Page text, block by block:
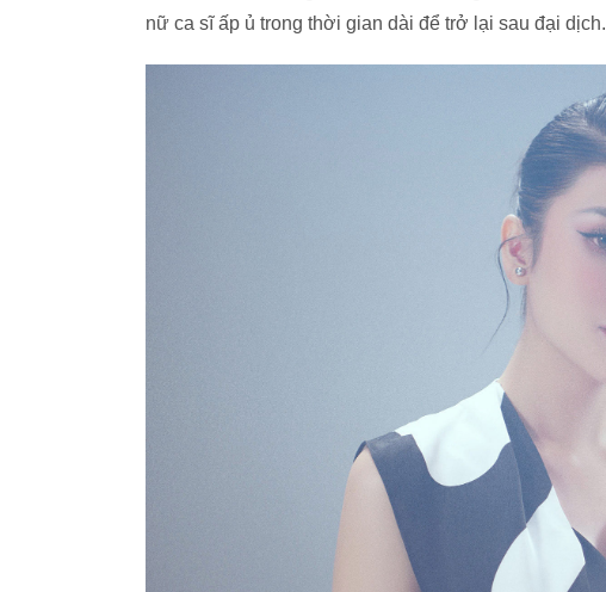
nữ ca sĩ ấp ủ trong thời gian dài để trở lại sau đại dịch.